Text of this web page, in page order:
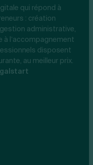
qui répond à
: création
administrative,
l’accompagnement
disposent
au meilleur prix.